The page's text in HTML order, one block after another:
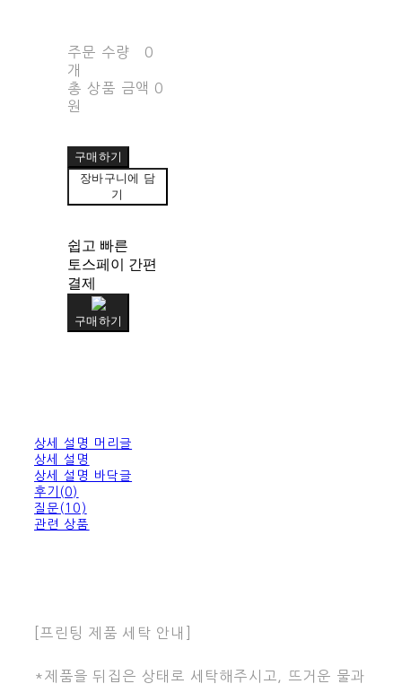
주문 수량
0
개
총 상품 금액 0
원
구매하기
장바구니에 담
기
쉽고 빠른
토스페이 간편
결제
구매하기
상세 설명 머리글
상세 설명
상세 설명 바닥글
후기(0)
질문(10)
관련 상품
[프린팅 제품 세탁 안내]
*제품을 뒤집은 상태로 세탁해주시고, 뜨거운 물과